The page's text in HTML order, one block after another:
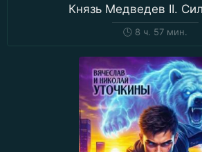
Князь Медведев II.
🕒8 ч. 57 мин.